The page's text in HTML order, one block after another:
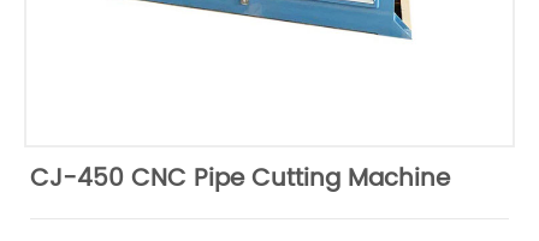
CJ-450 CNC Pipe Cutting Machine